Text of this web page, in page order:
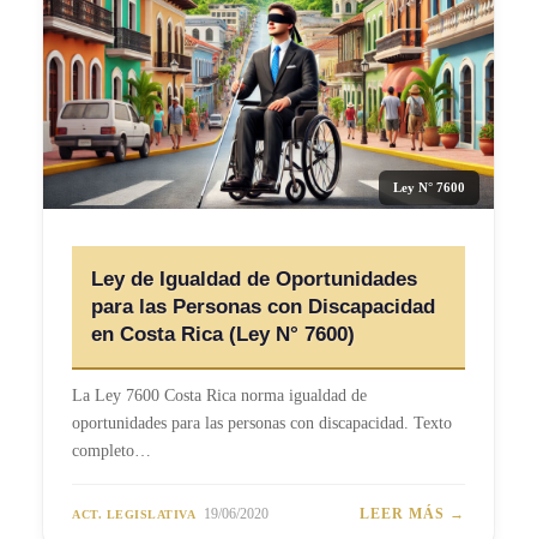
Ley N° 7600
Ley de Igualdad de Oportunidades
para las Personas con Discapacidad
en Costa Rica (Ley N° 7600)
La Ley 7600 Costa Rica norma igualdad de
oportunidades para las personas con discapacidad. Texto
completo…
ACT. LEGISLATIVA 19/06/2020 LEER MÁS →